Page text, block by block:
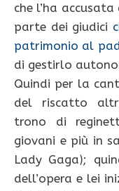
che l’ha
parte dei giudici
patrimonio al
di gestirlo
Quindi per la
del riscatto
trono di
giovani e più in
Lady Gaga);
dell’opera e lei